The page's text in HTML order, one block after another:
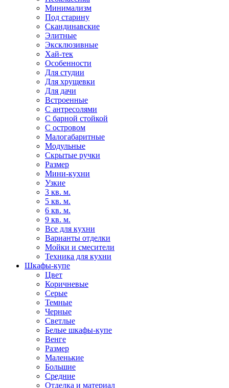
Минимализм
Под старину
Скандинавские
Элитные
Эксклюзивные
Хай-тек
Особенности
Для студии
Для хрущевки
Для дачи
Встроенные
С антресолями
С барной стойкой
С островом
Малогабаритные
Модульные
Скрытые ручки
Размер
Мини-кухни
Узкие
3 кв. м.
5 кв. м.
6 кв. м.
9 кв. м.
Все для кухни
Варианты отделки
Мойки и смесители
Техника для кухни
Шкафы-купе
Цвет
Коричневые
Серые
Темные
Черные
Светлые
Белые шкафы-купе
Венге
Размер
Маленькие
Большие
Средние
Отделка и материал